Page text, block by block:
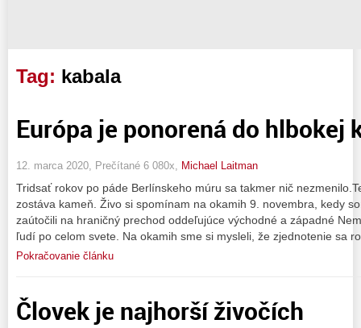
Tag: kabala
Európa je ponorená do hlbokej
12. marca 2020, Prečítané 6 080x, Michael Laitman
Tridsať rokov po páde Berlínskeho múru sa takmer nič
zostáva kameň. Živo si spomínam na okamih 9. novembra, kedy
zaútočili na hraničný prechod oddeľujúce východné a západné
ľudí po celom svete. Na okamih sme si mysleli, že zjednotenie sa
Pokračovanie článku
Človek je najhorší živočích